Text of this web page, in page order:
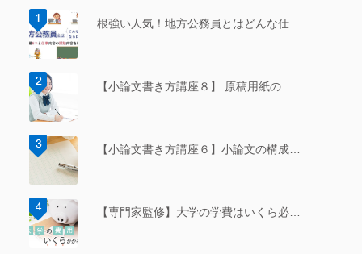
根強い人気！地方公務員とはどんな仕…
【小論文書き方講座８】 原稿用紙の…
【小論文書き方講座６】小論文の構成…
【専門家監修】大学の学費はいくら必…